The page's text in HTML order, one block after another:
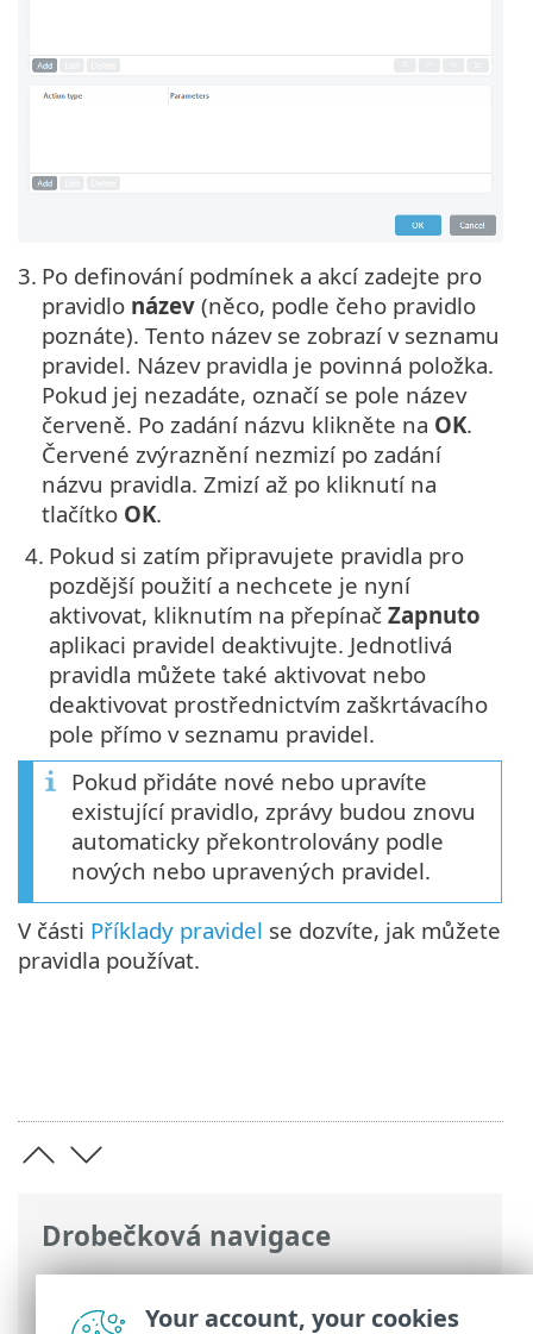
Drobečková navigace
ESET Online nápověda>ESET Mail
Security >Rozšířená nastavení>Server>
3. Po definování podmínek a akcí zadejte pro
pravidlo název (něco, podle čeho pravidlo
poznáte). Tento název se zobrazí v seznamu
pravidel. Název pravidla je povinná položka.
Pokud jej nezadáte, označí se pole název
červeně. Po zadání názvu klikněte na OK.
Červené zvýraznění nezmizí po zadání
názvu pravidla. Zmizí až po kliknutí na
tlačítko OK.
4. Pokud si zatím připravujete pravidla pro
pozdější použití a nechcete je nyní
aktivovat, kliknutím na přepínač Zapnuto
aplikaci pravidel deaktivujte. Jednotlivá
pravidla můžete také aktivovat nebo
deaktivovat prostřednictvím zaškrtávacího
pole přímo v seznamu pravidel.
Pokud přidáte nové nebo upravíte
existující pravidlo, zprávy budou znovu
automaticky překontrolovány podle
nových nebo upravených pravidel.
V části Příklady pravidel se dozvíte, jak můžete
pravidla používat.
Your account, your cookies